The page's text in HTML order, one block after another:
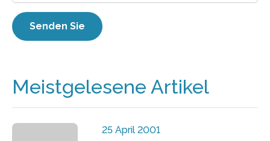
Meistgelesene Artikel
25 April 2001